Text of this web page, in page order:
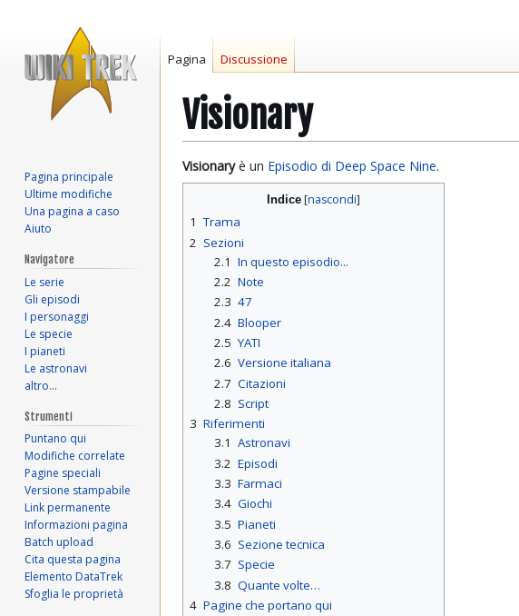
Visionary
Vai
alla
Vai
alla
Visionaryè un Episodio di Deep Space Nine.
Indice
1 Trama
2 Sezioni
2.1 In questo episodio...
2.2 Note
2.3 47
2.4 Blooper
2.5 YATI
2.6 Versione italiana
2.7 Citazioni
2.8 Script
3 Riferimenti
3.1 Astronavi
3.2 Episodi
3.3 Farmaci
3.4 Giochi
3.5 Pianeti
3.6 Sezione tecnica
3.7 Specie
3.8 Quante volte…
4 Pagine che portano qui
Pagina Discussione
Pagina principale
Ultime modifiche
Una pagina a caso
Aiuto
Navigatore
Le serie
Gli episodi
I personaggi
Le specie
I pianeti
Le astronavi
altro…
Strumenti
Puntano qui
Modifiche correlate
Pagine speciali
Versione stampabile
Link permanente
Informazioni pagina
Batch upload
Cita questa pagina
Elemento DataTrek
Sfoglia le proprietà